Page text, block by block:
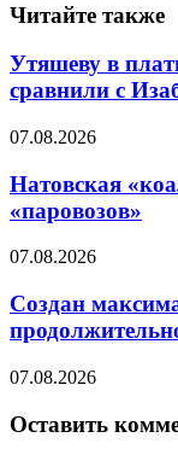
Читайте также
Утяшеву в
сравнили с
07.08.2026
Натовская
«паровозов»
07.08.2026
Создан
07.08.2026
Оставить